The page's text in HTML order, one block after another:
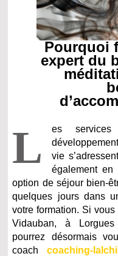
Pourquoi
expert du
L
es
vie
également en
option de séjour bien-
quelques jours dans
votre formation. Si
Vidauban, à Lorgues
pourrez désormais
coach coaching-